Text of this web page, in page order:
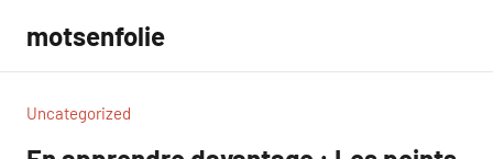
contenu
motsenfolie
Uncategorized